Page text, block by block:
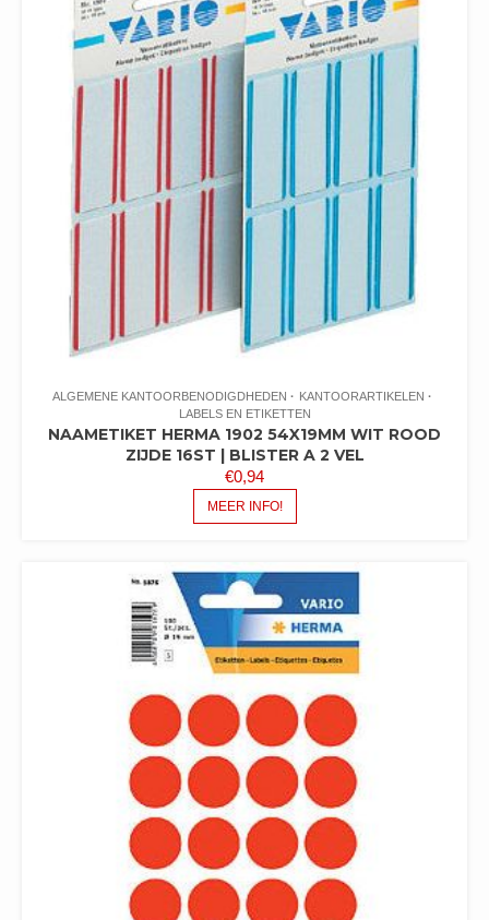
ALGEMENE KANTOORBENODIGDHEDEN
KANTOORARTIKELEN
LABELS EN ETIKETTEN
NAAMETIKET HERMA 1902 54X19MM WIT ROOD
ZIJDE 16ST | BLISTER A 2 VEL
€0,94
MEER INFO!